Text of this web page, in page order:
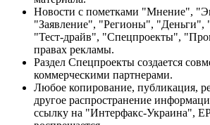
Новости с пометками "Мнение",
"Заявление", "Регионы",
"Тест-драйв", "Спецпроекты",
правах рекламы.
Раздел Спецпроекты создается
коммерческими партнерами.
Любое копирование, публикация,
другое распространение
ссылку на "Интерфакс-Украина",